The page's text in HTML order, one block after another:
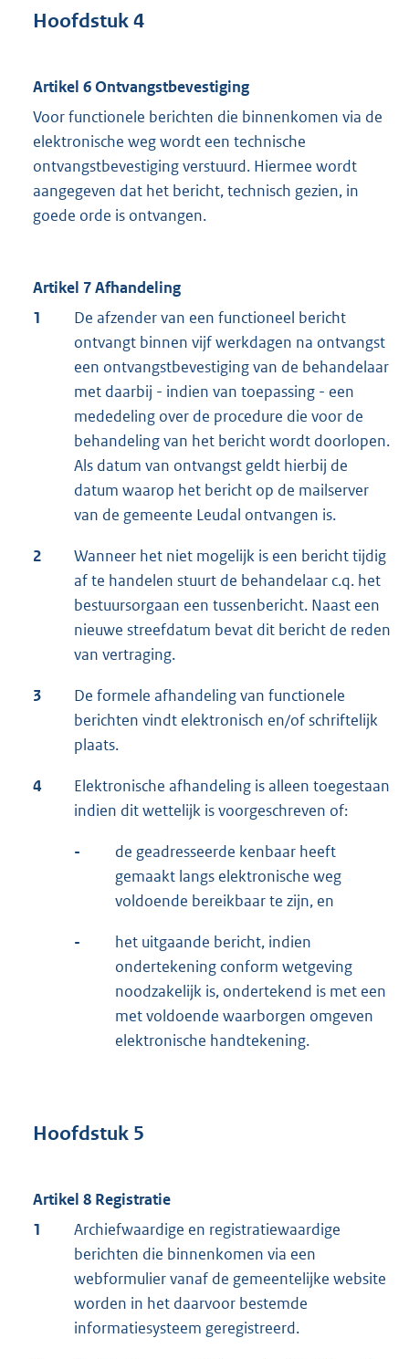
Hoofdstuk 4
Artikel 6 Ontvangstbevestiging
Voor functionele berichten die binnenkomen via de
elektronische weg wordt een technische
ontvangstbevestiging verstuurd. Hiermee wordt
aangegeven dat het bericht, technisch gezien, in
goede orde is ontvangen.
Artikel 7 Afhandeling
1
De afzender van een functioneel bericht
ontvangt binnen vijf werkdagen na ontvangst
een ontvangstbevestiging van de behandelaar
met daarbij - indien van toepassing - een
mededeling over de procedure die voor de
behandeling van het bericht wordt doorlopen.
Als datum van ontvangst geldt hierbij de
datum waarop het bericht op de mailserver
van de gemeente Leudal ontvangen is.
2
Wanneer het niet mogelijk is een bericht tijdig
af te handelen stuurt de behandelaar c.q. het
bestuursorgaan een tussenbericht. Naast een
nieuwe streefdatum bevat dit bericht de reden
van vertraging.
3
De formele afhandeling van functionele
berichten vindt elektronisch en/of schriftelijk
plaats.
4
Elektronische afhandeling is alleen toegestaan
indien dit wettelijk is voorgeschreven of:
-
de geadresseerde kenbaar heeft
gemaakt langs elektronische weg
voldoende bereikbaar te zijn, en
-
het uitgaande bericht, indien
ondertekening conform wetgeving
noodzakelijk is, ondertekend is met een
met voldoende waarborgen omgeven
elektronische handtekening.
Hoofdstuk 5
Artikel 8 Registratie
1
Archiefwaardige en registratiewaardige
berichten die binnenkomen via een
webformulier vanaf de gemeentelijke website
worden in het daarvoor bestemde
informatiesysteem geregistreerd.